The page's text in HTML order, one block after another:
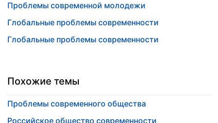
Проблемы современной молодежи
Глобальные проблемы современности
Глобальные проблемы современности
Похожие темы
Проблемы современного общества
Российское общество современности